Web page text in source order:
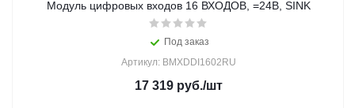
Модуль цифровых входов 16 ВХОДОВ, =24В, SINK
Под заказ
Артикул: BMXDDI1602RU
17 319руб./шт